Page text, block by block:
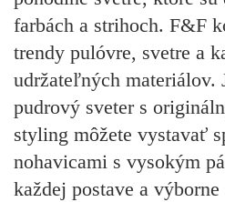
farbách a strihoch. F&F
trendy pulóvre, svetre a
udržateľných materiálov.
pudrový sveter s
styling môžete vystavať
nohavicami s vysokým
každej postave a